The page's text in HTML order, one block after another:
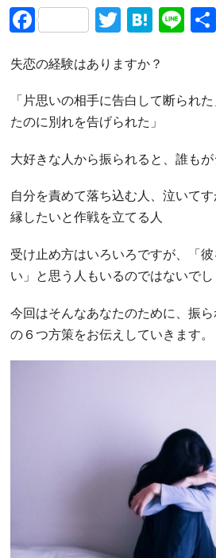
FacebookTwitter
失恋の経験はありますか？
「片思いの相手に告白して断られ
たのに別れを告げられた」
大好きな人から振られると、誰もが
自分を責めて落ち込む人、泣いて
縁したいと作戦を立てる人
受け止め方はいろいろですが、「
い」と思う人もいるのではないでし
今回はそんなあなたのために、振
の６つ方策をお伝えしていきます。